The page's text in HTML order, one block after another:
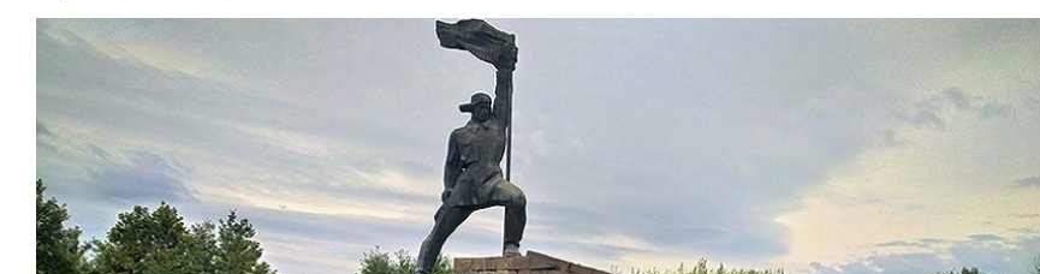
ЗАКАРПАТСЬКІ НОВИНИ
НОВИНИ ЗАХІДНОЇ УКРАЇНИ